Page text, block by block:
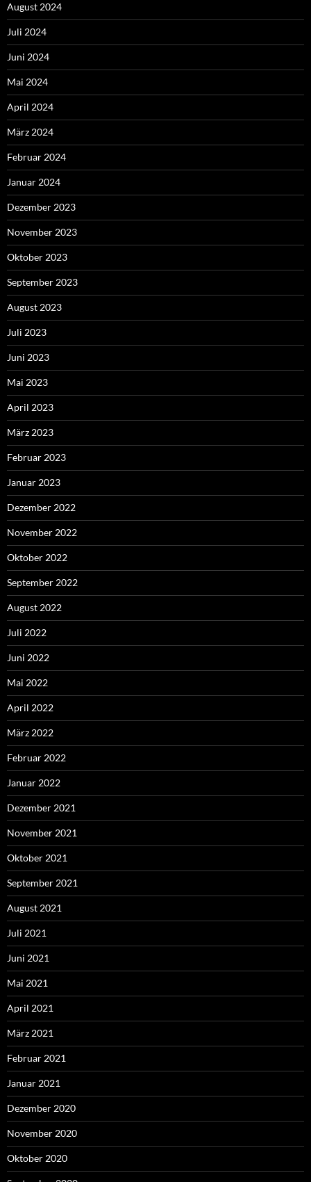
August 2024
Juli 2024
Juni 2024
Mai 2024
April 2024
März 2024
Februar 2024
Januar 2024
Dezember 2023
November 2023
Oktober 2023
September 2023
August 2023
Juli 2023
Juni 2023
Mai 2023
April 2023
März 2023
Februar 2023
Januar 2023
Dezember 2022
November 2022
Oktober 2022
September 2022
August 2022
Juli 2022
Juni 2022
Mai 2022
April 2022
März 2022
Februar 2022
Januar 2022
Dezember 2021
November 2021
Oktober 2021
September 2021
August 2021
Juli 2021
Juni 2021
Mai 2021
April 2021
März 2021
Februar 2021
Januar 2021
Dezember 2020
November 2020
Oktober 2020